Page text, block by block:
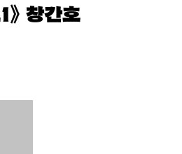
》 창간호